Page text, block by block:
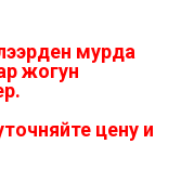
мурда
жогун
цену и